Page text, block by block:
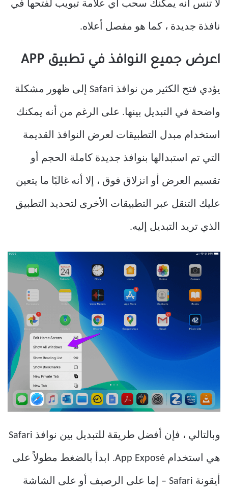
لا تنس أنه يمكنك سحب أي علامة تبويب لفتحها في
نافذة جديدة ، كما هو مفصل أعلاه.
اعرض جميع النوافذ في تطبيق APP
يؤدي فتح الكثير من نوافذ Safari إلى ظهور مشكلة
واضحة في التبديل بينها. على الرغم من أنه يمكنك
استخدام مبدل التطبيقات لعرض النوافذ القديمة
التي تم استبدالها بنوافذ جديدة كاملة الحجم أو
تقسيم العرض أو انزلاق فوق ، إلا أنه غالبًا ما يتعين
عليك التنقل عبر التطبيقات الأخرى لتحديد التطبيق
الذي تريد التبديل إليه.
وبالتالي ، فإن أفضل طريقة للتبديل بين نوافذ Safari
هي استخدام App Exposé. ابدأ بالضغط مطولاً على
أيقونة Safari – إما على الرصيف أو على الشاشة